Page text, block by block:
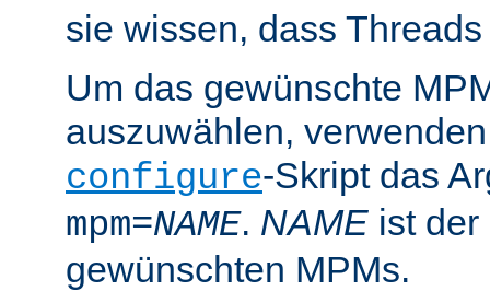
sie wissen, dass
Um das gewünschte
auszuwählen,
configure-Skript das
mpm=NAME. NAME ist
gewünschten MPMs.